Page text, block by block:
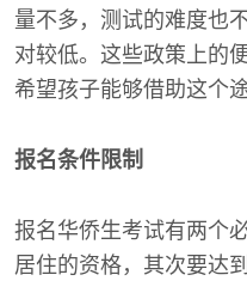
量不多，测试的难度也
对较低。这些政策上的
希望孩子能够借助这个
报名条件限制
报名华侨生考试有两个
居住的资格，其次要达